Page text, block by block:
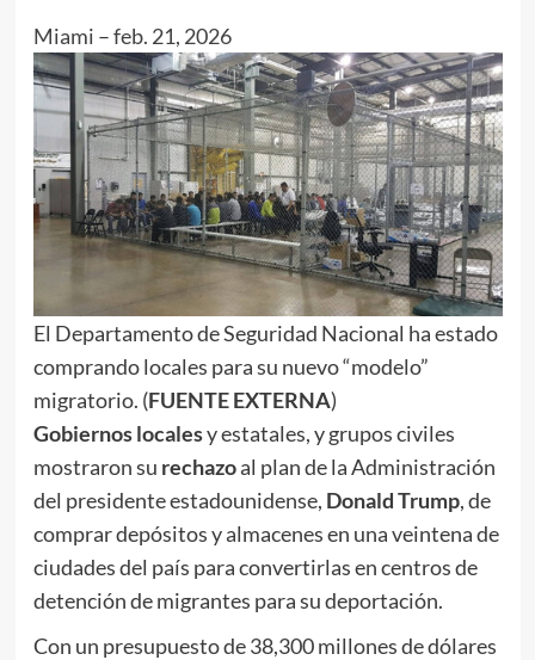
Miami –feb. 21, 2026
El Departamento de Seguridad Nacional ha estado
comprando locales para su nuevo “modelo”
migratorio. (FUENTE EXTERNA)
Gobiernos localesy estatales, y grupos civiles
mostraron su rechazoal plan de la Administración
del presidente estadounidense, Donald Trump, de
comprar depósitos y almacenes en una veintena de
ciudades del país para convertirlas en centros de
detención de migrantes para su deportación.
Con un presupuesto de 38,300 millones de dólares